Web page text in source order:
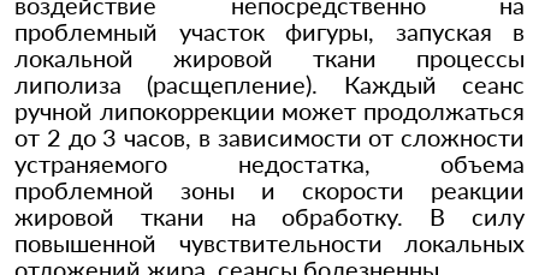
проблемный участок фигуры, запуская в
локальной жировой ткани процессы
липолиза (расщепление). Каждый сеанс
ручной липокоррекции может продолжаться
от 2 до 3 часов, в зависимости от сложности
устраняемого недостатка, объема
проблемной зоны и скорости реакции
жировой ткани на обработку. В силу
повышенной чувствительности локальных
отложений жира, сеансы болезненны.